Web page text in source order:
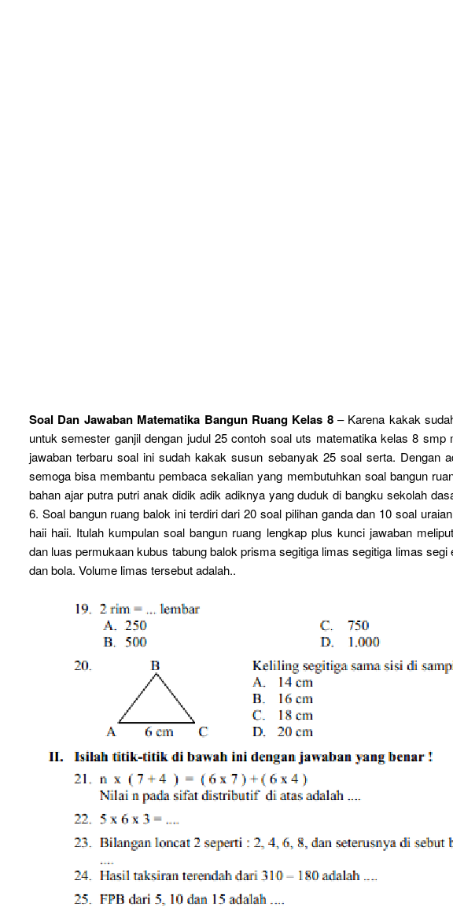
Soal Dan Jawaban Matematika Bangun Ruang Kelas 8– Karena kakak
untuk semester ganjil dengan judul 25 contoh soal uts matematika kelas 8 smp
jawaban terbaru soal ini sudah kakak susun sebanyak 25 soal serta. Dengan
semoga bisa membantu pembaca sekalian yang membutuhkan soal bangun
bahan ajar putra putri anak didik adik adiknya yang duduk di bangku sekolah
6. Soal bangun ruang balok ini terdiri dari 20 soal pilihan ganda dan 10 soal
haii haii. Itulah kumpulan soal bangun ruang lengkap plus kunci jawaban
dan luas permukaan kubus tabung balok prisma segitiga limas segitiga limas segi
dan bola. Volume limas tersebut adalah..